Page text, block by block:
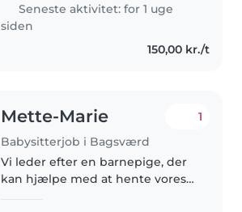
Seneste aktivitet: for 1 uge
siden
150,00 kr./t
Mette-Marie
Babysitterjob i Bagsværd
1
Vi leder efter en barnepige, der
kan hjælpe med at hente vores